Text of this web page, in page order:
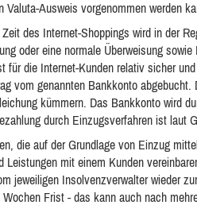
Valuta-Ausweis vorgenommen werden
des Internet-Shoppings wird in der
oder eine normale Überweisung
für die Internet-Kunden relativ sicher
vom genannten Bankkonto
kümmern. Das Bankkonto wird
durch Einzugsverfahren ist laut
die auf der Grundlage von Einzug
Leistungen mit einem Kunden
jeweiligen Insolvenzverwalter wieder
Frist - das kann auch nach